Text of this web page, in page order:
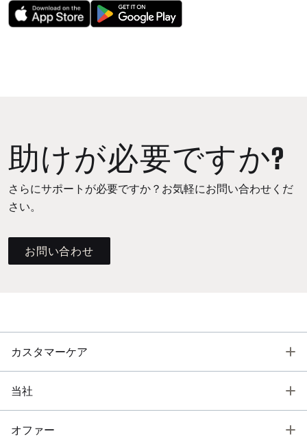
助けが必要ですか?
さらにサポートが必要ですか？お気軽にお問い合わせくだ
さい。
お問い合わせ
カスタマーケア
当社
オファー